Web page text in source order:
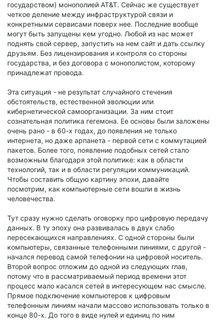
государством) монополией AT&T. Сейчас же существует
четкое деление между инфраструктурой связи и
конкретными сервисами поверх нее. Последние вообще
могут быть запущены кем угодно. Любой из нас может
поднять свой сервер, запустить на нем сайт и дать ссылку
друзьям. Без лицензирования и контроля со стороны
государства, и без договора с монополистом, которому
принадлежат провода.
Эта ситуация - не результат случайного стечения
обстоятельств, естественной эволюции или
кибернетической самоорганизации. За ним стоит
сознательная политика гегемона. Ее основы были заложены
очень рано - в 60-х годах, до появления не только
интернета, но даже арпанета - первой сети с коммутацией
пакетов. Более того, появление подобных сетей стало
возможным благодаря этой политике: как в области
технологий, так и в области регуляции коммуникаций.
Чтобы составить общую картину эпохи, давайте
посмотрим, как компьютерные сети вошли в жизнь
человечества.
Тут сразу нужно сделать оговорку про цифровую передачу
данных. В ту эпоху она развивалась в двух слабо
пересекающихся направлениях. С одной стороны были
компьютеры, связанные телефонными линиями, с другой -
начался перевод самой телефонии на цифровой носитель.
Второй вопрос отложим до одной из следующих глав,
потому что в рассматриваемый период времени этот
процесс мало касался сетей в интересующем нас смысле.
Прямое подключение компьютеров к цифровым
телефонным линиям начали массово использовать только в
конце 80-х. До того в виде нулей и единиц по ним